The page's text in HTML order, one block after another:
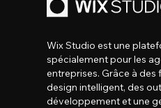
Wix Studio est une
spécialement pour les
entreprises. Grâce à des
design intelligent, des
développement et une